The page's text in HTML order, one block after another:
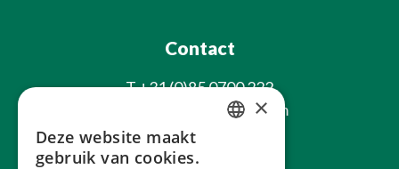
Contact
T+31 (0)85 0700 222
info@laxsjonplants.com
Blijf op de hoogte
×
Deze website maakt
gebruik van cookies.